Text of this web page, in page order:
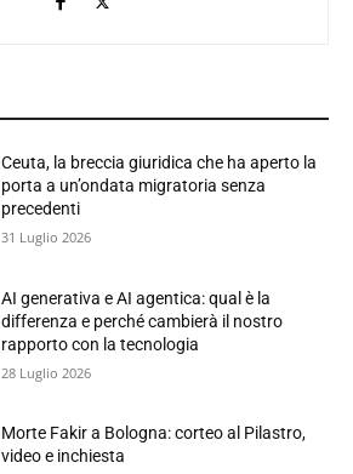
Ceuta, la breccia giuridica che ha aperto la
porta a un’ondata migratoria senza
precedenti
31 Luglio 2026
AI generativa e AI agentica: qual è la
differenza e perché cambierà il nostro
rapporto con la tecnologia
28 Luglio 2026
Morte Fakir a Bologna: corteo al Pilastro,
video e inchiesta